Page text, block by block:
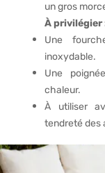
un gros
À privilégier
Une
inoxydable.
Une
chaleur.
À utiliser
tendreté des